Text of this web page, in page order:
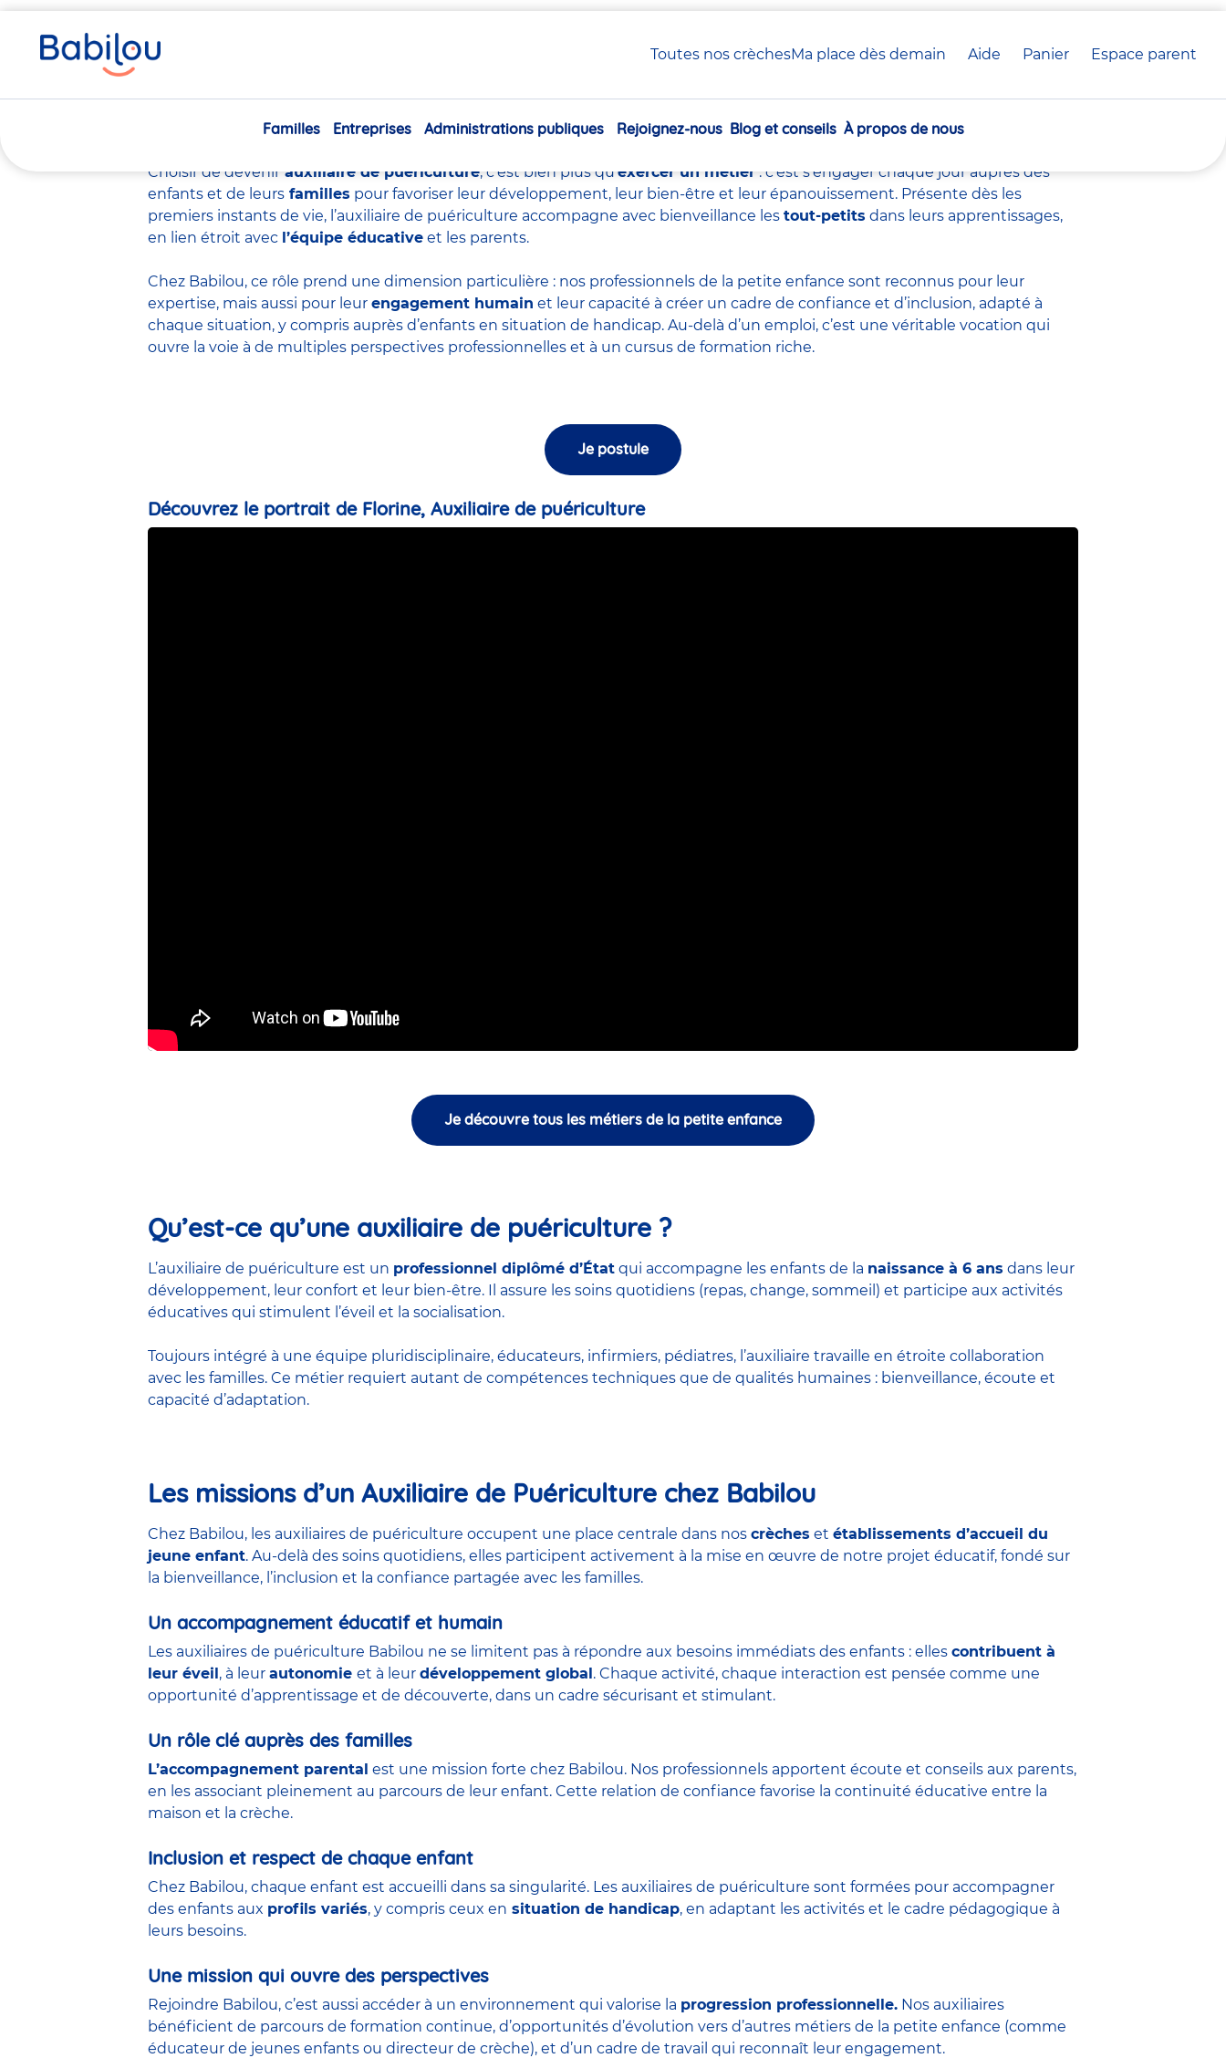
Toutes nos crèchesMa place dès demain Aide Panier crèche(s)
Espace parent
Navigation
Familles Entreprises Administrations publiques Rejoignez-nous Blog et conseils À propos de nous
êtes
ici
essentiel
Choisir de devenirauxiliaire de puériculture, c’est bien plus qu’exercer un métier: c’est s’engager chaque jour auprès des
enfants et de leurs familles pour favoriser leur développement, leur bien-être et leur épanouissement. Présente dès les
premiers instants de vie, l’auxiliaire de puériculture accompagne avec bienveillance les tout-petits dans leurs apprentissages,
en lien étroit avec l’équipe éducative et les parents.
Chez Babilou, ce rôle prend une dimension particulière : nos professionnels de la petite enfance sont reconnus pour leur
expertise, mais aussi pour leur engagement humain et leur capacité à créer un cadre de confiance et d’inclusion, adapté à
chaque situation, y compris auprès d’enfants en situation de handicap. Au-delà d’un emploi, c’est une véritable vocation qui
ouvre la voie à de multiples perspectives professionnelles et à un cursus de formation riche.
Je postule
Découvrez le portrait de Florine, Auxiliaire de puériculture
Je découvre tous les métiers de la petite enfance
Qu’est-ce qu’une auxiliaire de puériculture ?
L’auxiliaire de puériculture est un professionnel diplômé d’État qui accompagne les enfants de la naissance à 6 ans dans leur
développement, leur confort et leur bien-être. Il assure les soins quotidiens (repas, change, sommeil) et participe aux activités
éducatives qui stimulent l’éveil et la socialisation.
Toujours intégré à une équipe pluridisciplinaire, éducateurs, infirmiers, pédiatres, l’auxiliaire travaille en étroite collaboration
avec les familles. Ce métier requiert autant de compétences techniques que de qualités humaines : bienveillance, écoute et
capacité d’adaptation.
Les missions d’un Auxiliaire de Puériculture chez Babilou
Chez Babilou, les auxiliaires de puériculture occupent une place centrale dans nos crèches et établissements d’accueil du
jeune enfant. Au-delà des soins quotidiens, elles participent activement à la mise en œuvre de notre projet éducatif, fondé sur
la bienveillance, l’inclusion et la confiance partagée avec les familles.
Un accompagnement éducatif et humain
Les auxiliaires de puériculture Babilou ne se limitent pas à répondre aux besoins immédiats des enfants : elles contribuent à
leur éveil, à leur autonomie et à leur développement global. Chaque activité, chaque interaction est pensée comme une
opportunité d’apprentissage et de découverte, dans un cadre sécurisant et stimulant.
Un rôle clé auprès des familles
L’accompagnement parental est une mission forte chez Babilou. Nos professionnels apportent écoute et conseils aux parents,
en les associant pleinement au parcours de leur enfant. Cette relation de confiance favorise la continuité éducative entre la
maison et la crèche.
Inclusion et respect de chaque enfant
Chez Babilou, chaque enfant est accueilli dans sa singularité. Les auxiliaires de puériculture sont formées pour accompagner
des enfants aux profils variés, y compris ceux en situation de handicap, en adaptant les activités et le cadre pédagogique à
leurs besoins.
Une mission qui ouvre des perspectives
Rejoindre Babilou, c’est aussi accéder à un environnement qui valorise la progression professionnelle. Nos auxiliaires
bénéficient de parcours de formation continue, d’opportunités d’évolution vers d’autres métiers de la petite enfance (comme
éducateur de jeunes enfants ou directeur de crèche), et d’un cadre de travail qui reconnaît leur engagement.